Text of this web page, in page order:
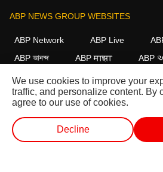
ABP NEWS GROUP WEBSITES
ABP Network ABP Live
ABP আনন্দ
ABP माझा
ABP
ABP Ganga
ABP ਸਾਂਝਾ ABP
FOLLOW US
We use cookies to improve your
traffic, and personalize content. By
agree to our use of cookies.
Decline